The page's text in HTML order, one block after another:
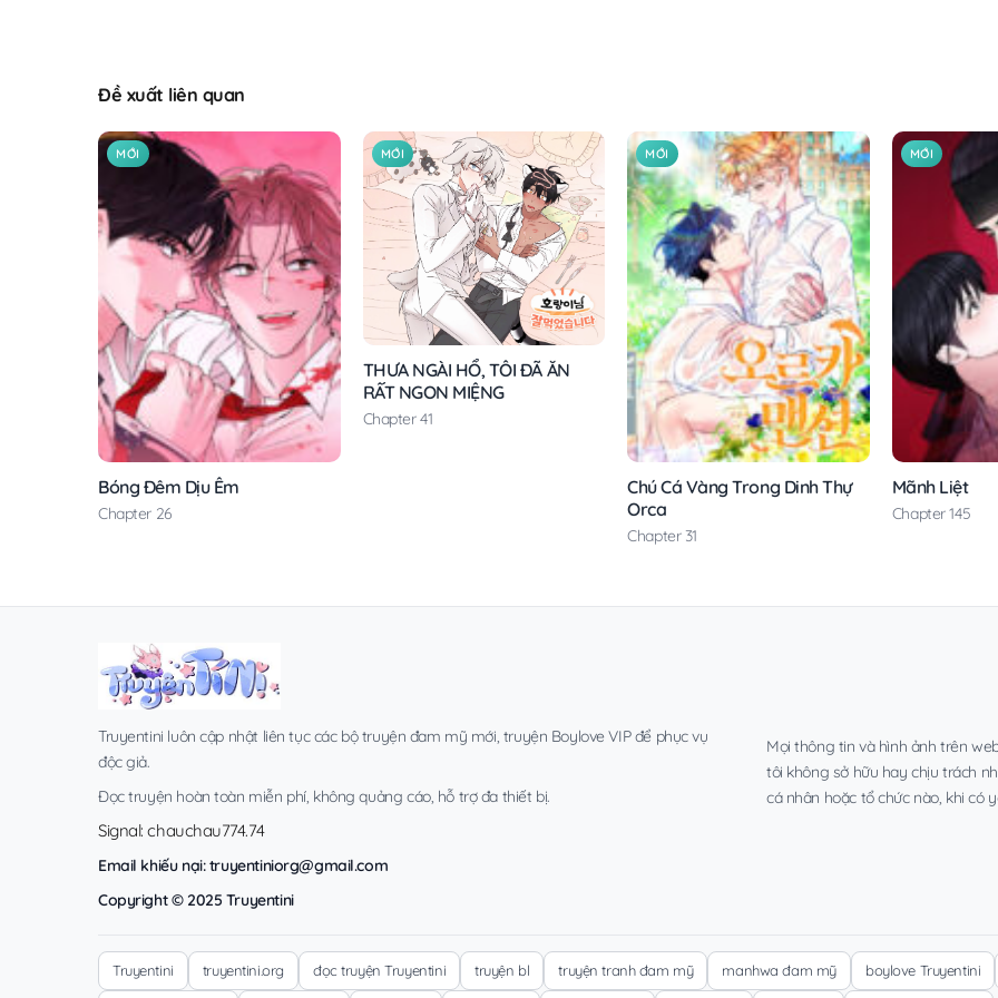
Đề xuất liên quan
MỚI
Bóng Đêm Dịu Êm
Chapter 26
MỚI
THƯA NGÀI HỔ, TÔI ĐÃ ĂN
RẤT NGON MIỆNG
Chapter 41
MỚI
Chú Cá Vàng Trong Dinh Thự
Orca
Chapter 31
MỚI
Mãnh Liệt
Chapter 145
Truyentini luôn cập nhật liên tục các bộ truyện đam mỹ mới, truyện Boylove VIP để phục vụ
độc giả.
Đọc truyện hoàn toàn miễn phí, không quảng cáo, hỗ trợ đa thiết bị.
Signal: chauchau774.74
Email khiếu nại:truyentiniorg@gmail.com
Copyright © 2025 Truyentini
Mọi thông tin và hình ảnh trên
tôi không sở hữu hay chịu trách
cá nhân hoặc tổ chức nào, khi có
Truyentini truyentini.org đọc truyện Truyentini truyện bl truyện tranh đam mỹ manhwa đam mỹ boylove Truyentini